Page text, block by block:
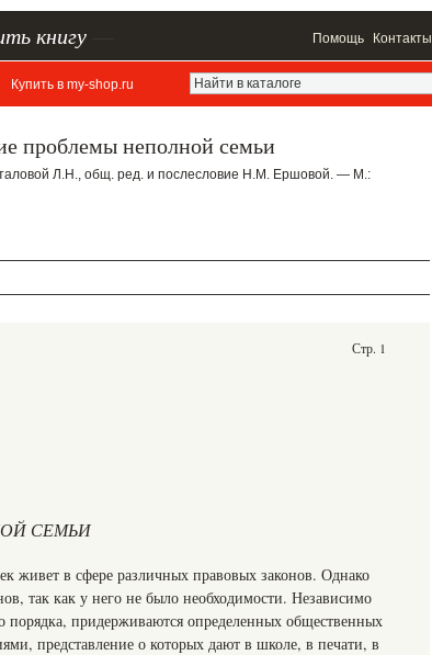
книгу Помощь Контакты
Купить в my-shop.ru
проблемы неполной семьи
Л.Н., общ. ред. и послесловие Н.М. Ершовой. — М.:
Стр. 1
СЕМЬИ
живет в сфере различных правовых законов. Однако
так как у него не было необходимости. Независимо
порядка, придерживаются определенных общественных
представление о которых дают в школе, в печати, в